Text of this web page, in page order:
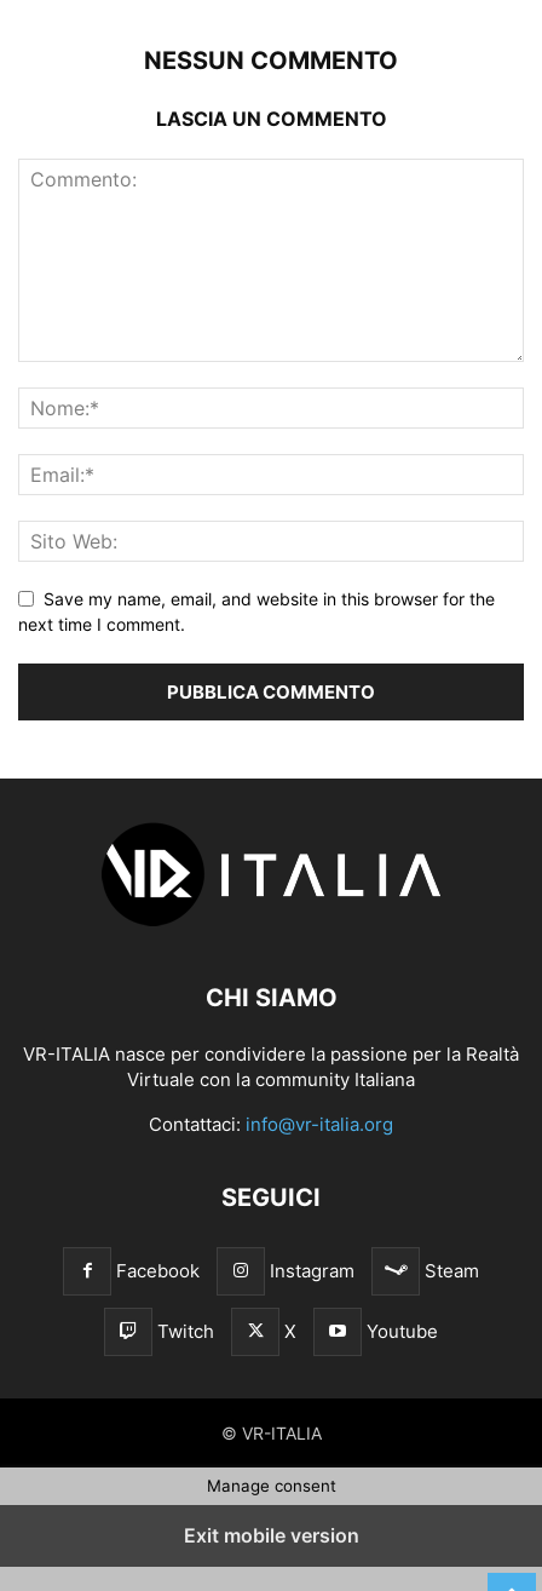
NESSUN COMMENTO
LASCIA UN COMMENTO
Save my name, email, and website in this browser for the
next time I comment.
CHI SIAMO
VR-ITALIA nasce per condividere la passione per la Realtà
Virtuale con la community Italiana
Contattaci: info@vr-italia.org
SEGUICI
Facebook Instagram Steam
Twitch X Youtube
© VR-ITALIA
Manage consent
Exit mobile version